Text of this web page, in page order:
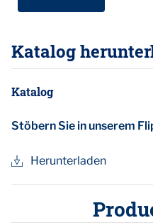
Katalog
Katalog
Stöbern Sie in unserem
Herunterladen